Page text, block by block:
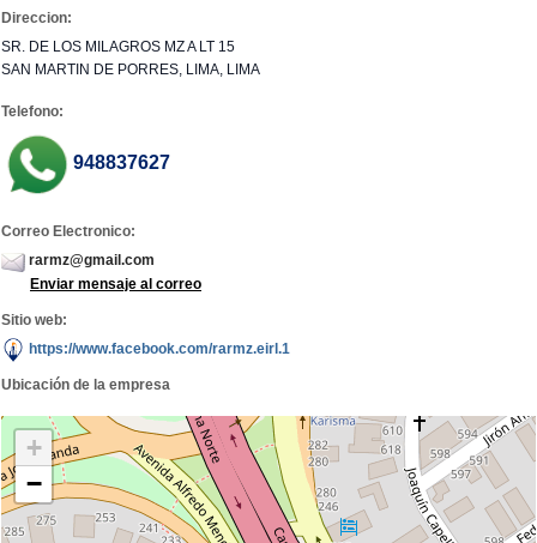
Direccion:
SR. DE LOS MILAGROS MZ A LT 15
SAN MARTIN DE PORRES, LIMA, LIMA
Telefono:
948837627
Correo Electronico:
rarmz@gmail.com
Enviar mensaje al correo
Sitio web:
https://www.facebook.com/rarmz.eirl.1
Ubicación de la empresa
+
−